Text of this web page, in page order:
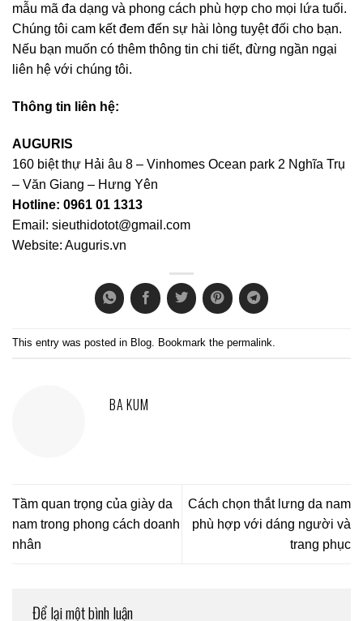
mẫu mã đa dạng và phong cách phù hợp cho mọi lứa tuổi.
Chúng tôi cam kết đem đến sự hài lòng tuyệt đối cho bạn.
Nếu bạn muốn có thêm thông tin chi tiết, đừng ngần ngại
liên hệ với chúng tôi.
Thông tin liên hệ:
AUGURIS
160 biệt thự Hải âu 8 – Vinhomes Ocean park 2 Nghĩa Trụ
– Văn Giang – Hưng Yên
Hotline: 0961 01 1313
Email: sieuthidotot@gmail.com
Website: Auguris.vn
This entry was posted in Blog . Bookmark the permalink
BA KUM
Tầm quan trọng của giày da
nam trong phong cách doanh
nhân
Cách chọn thắt lưng da nam
phù hợp với dáng người và
trang phục
Để lại một bình luận